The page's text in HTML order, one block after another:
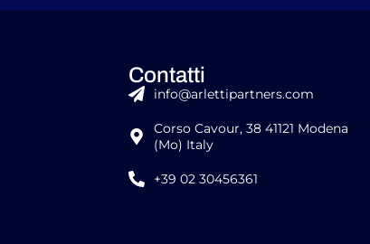
Contatti
info@arlettipartners.com
Corso Cavour, 38 41121 Modena
(Mo) Italy
+39 02 30456361